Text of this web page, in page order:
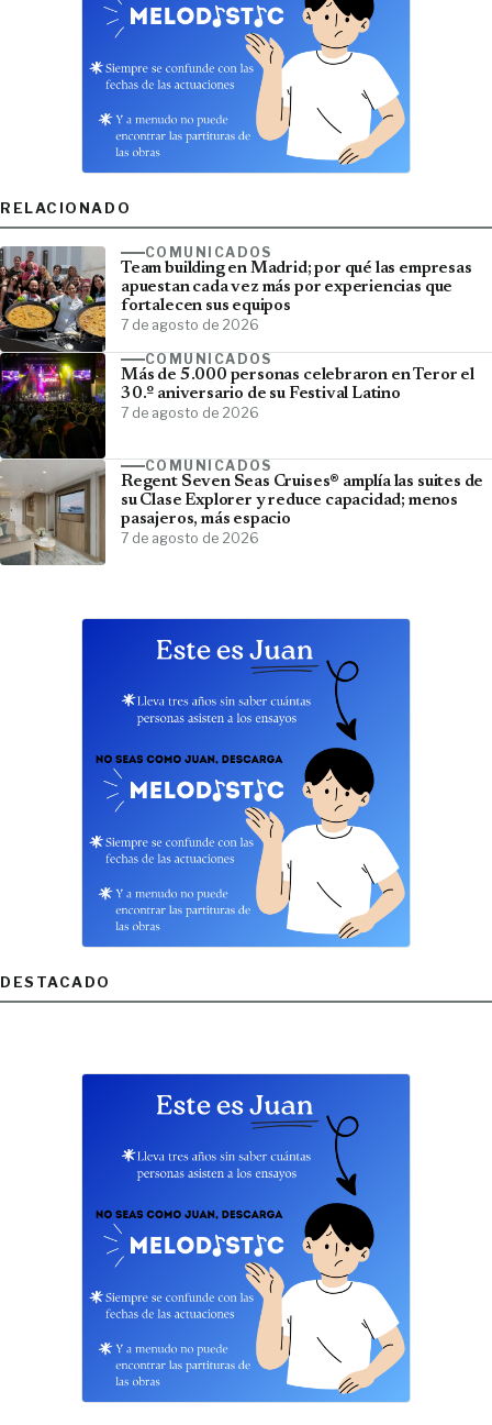
RELACIONADO
COMUNICADOS
Team building en Madrid; por qué las empresas
apuestan cada vez más por experiencias que
fortalecen sus equipos
7 de agosto de 2026
COMUNICADOS
Más de 5.000 personas celebraron en Teror el
30.º aniversario de su Festival Latino
7 de agosto de 2026
COMUNICADOS
Regent Seven Seas Cruises® amplía las suites de
su Clase Explorer y reduce capacidad; menos
pasajeros, más espacio
7 de agosto de 2026
DESTACADO